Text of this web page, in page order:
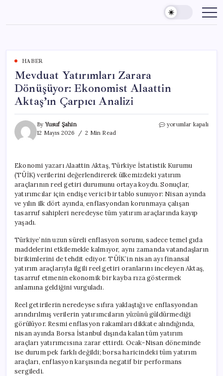
content
HABER
Mevduat Yatırımları Zarara
Dönüşüyor: Ekonomist Alaattin
Aktaş’ın Çarpıcı Analizi
ByYusuf Şahin
12 Mayıs 2026
2 Min Read
Mevduat
Alaattin
Aktaş’ın
Çarpıcı
Analizi
için
yorumlar kapalı
Ekonomi yazarı Alaattin Aktaş, Türkiye İstatistik Kurumu
(TÜİK) verilerini değerlendirerek ülkemizdeki yatırım
araçlarının reel getiri durumunu ortaya koydu. Sonuçlar,
yatırımcılar için endişe verici bir tablo sunuyor: Nisan ayında
ve yılın ilk dört ayında, enflasyondan korunmaya çalışan
tasarruf sahipleri neredeyse tüm yatırım araçlarında kayıp
yaşadı.
Türkiye’nin uzun süreli enflasyon sorunu, sadece temel gıda
maddelerini etkilemekle kalmıyor, aynı zamanda vatandaşların
birikimlerini de tehdit ediyor. TÜİK’in nisan ayı finansal
yatırım araçlarıyla ilgili reel getiri oranlarını inceleyen Aktaş,
tasarruf etmenin ekonomik bir kayba rıza göstermek
anlamına geldiğini vurguladı.
Reel getirilerin neredeyse sıfıra yaklaştığı ve enflasyondan
arındırılmış verilerin yatırımcıların yüzünü güldürmediği
görülüyor. Resmi enflasyon rakamları dikkate alındığında,
nisan ayında Borsa İstanbul dışında kalan tüm yatırım
araçları yatırımcısına zarar ettirdi. Ocak-Nisan döneminde
ise durum pek farklı değildi; borsa haricindeki tüm yatırım
araçları, enflasyon karşısında negatif bir performans
sergiledi.